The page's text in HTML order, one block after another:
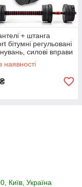
+ штанга
бітумні регульовані
силові вправи
2,5–20 кг
₴
Київ, Україна